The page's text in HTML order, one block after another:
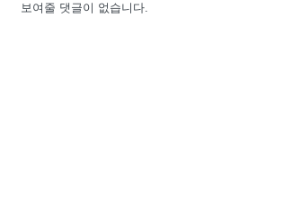
보여줄 댓글이 없습니다.